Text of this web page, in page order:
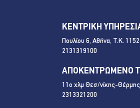
ΚΕΝΤΡΙΚΗ
Πουλίου 6, Αθήνα, Τ.Κ.
2131319100
ΑΠΟΚΕΝΤΡΩΜΕΝΟ
11ο χλμ Θεσ/νίκης-
2313321200